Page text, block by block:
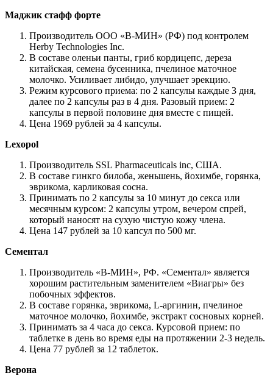
Маджик стафф форте
Производитель ООО «В-МИН» (РФ) под контролем
Herby Technologies Inc.
В составе оленьи панты, гриб кордицепс, дереза
китайская, семена бусенника, пчелиное маточное
молочко. Усиливает либидо, улучшает эрекцию.
Режим курсового приема: по 2 капсулы каждые 3 дня,
далее по 2 капсулы раз в 4 дня. Разовый прием: 2
капсулы в первой половине дня вместе с пищей.
Цена 1969 рублей за 4 капсулы.
Lexopol
Производитель SSL Pharmaceuticals inc, США.
В составе гинкго билоба, женьшень, йохимбе, горянка,
эврикома, карликовая сосна.
Принимать по 2 капсулы за 10 минут до секса или
месячным курсом: 2 капсулы утром, вечером спрей,
который наносят на сухую чистую кожу члена.
Цена 147 рублей за 10 капсул по 500 мг.
Сементал
Производитель «В-МИН», РФ. «Сементал» является
хорошим растительным заменителем «Виагры» без
побочных эффектов.
В составе горянка, эврикома, L-аргинин, пчелиное
маточное молочко, йохимбе, экстракт сосновых корней.
Принимать за 4 часа до секса. Курсовой прием: по
таблетке в день во время еды на протяжении 2-3 недель.
Цена 77 рублей за 12 таблеток.
Верона